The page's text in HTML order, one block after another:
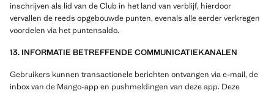
inschrijven als lid van de Club in het land van verblijf, hierdoor
vervallen de reeds opgebouwde punten, evenals alle eerder verkregen
voordelen via het puntensaldo.
13. INFORMATIE BETREFFENDE COMMUNICATIEKANALEN
Gebruikers kunnen transactionele berichten ontvangen via e-mail, de
inbox van de Mango-app en pushmeldingen van deze app. Deze